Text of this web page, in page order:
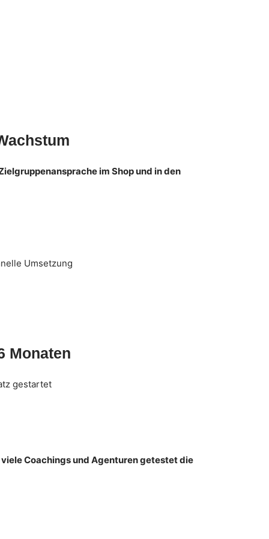
im Shop und in den
Umsetzung
Monaten
gestartet
Coachings und Agenturen getestet die